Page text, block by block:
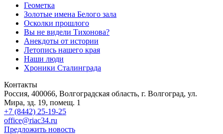
Геометка
Золотые имена Белого зала
Осколки прошлого
Вы не видели Тихонова?
Анекдоты от истории
Летопись нашего края
Наши люди
Хроники Сталинграда
Контакты
Россия, 400066, Волгоградская область, г. Волгоград, ул.
Мира, зд. 19, помещ. 1
+7 (8442) 25-19-25
office@riac34.ru
Предложить новость